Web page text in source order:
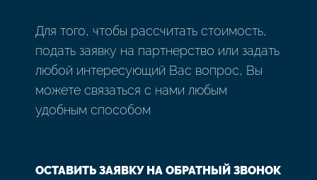
Для того, чтобы рассчитать стоимость,
подать заявку на партнерство или задать
любой интересующий Вас вопрос, Вы
можете связаться с нами любым
удобным способом
ОСТАВИТЬ ЗАЯВКУ НА ОБРАТНЫЙ ЗВОНОК